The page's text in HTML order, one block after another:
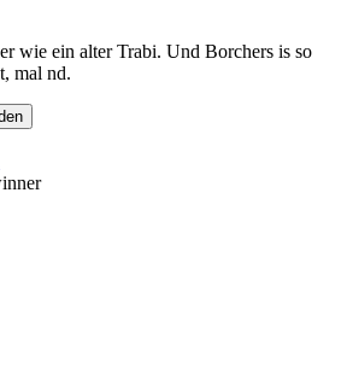
wie ein alter Trabi. Und Borchers is so
mal nd.